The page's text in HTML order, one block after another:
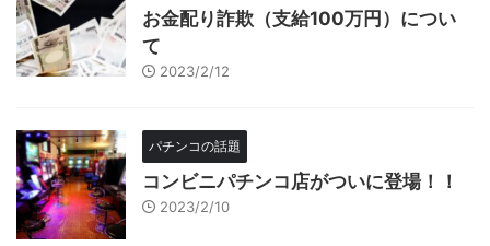
お金配り詐欺（支給100万円）につい
て
2023/2/12
パチンコの話題
コンビニパチンコ店がついに登場！！
2023/2/10